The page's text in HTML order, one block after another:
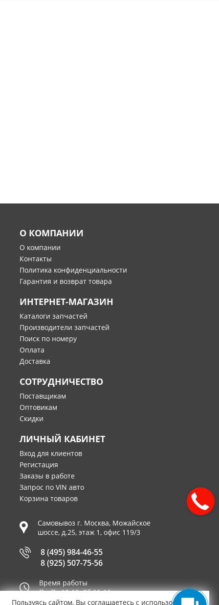
О КОМПАНИИ
О компании
Контакты
Политика конфиденциальности
Гарантия и возврат товара
ИНТЕРНЕТ-МАГАЗИН
Каталоги запчастей
Производители запчастей
Поиск по номеру
Оплата
Доставка
СОТРУДНИЧЕСТВО
Поставщикам
Оптовикам
Скидки
ЛИЧНЫЙ КАБИНЕТ
Вход для клиентов
Регистация
Заказы в работе
Запрос по VIN авто
Корзина товаров
Самовывоз г. Москва, Можайское
шоссе, д.25, этаж 1, офис 119/3
8 (495) 984-46-55
8 (925) 507-75-56
Время работы
Пн-Пт 10-19, Сб 11-16
Пользуясь сайтом, Вы соглашаетесь с использованием